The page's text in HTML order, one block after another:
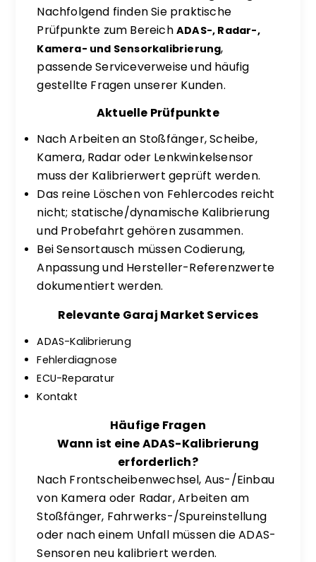
Nachfolgend finden Sie praktische
Prüfpunkte zum BereichADAS-, Radar-,
Kamera- und Sensorkalibrierung,
passende Serviceverweise und häufig
gestellte Fragen unserer Kunden.
Aktuelle Prüfpunkte
Nach Arbeiten an Stoßfänger, Scheibe,
Kamera, Radar oder Lenkwinkelsensor
muss der Kalibrierwert geprüft werden.
Das reine Löschen von Fehlercodes reicht
nicht; statische/dynamische Kalibrierung
und Probefahrt gehören zusammen.
Bei Sensortausch müssen Codierung,
Anpassung und Hersteller-Referenzwerte
dokumentiert werden.
Relevante Garaj Market Services
ADAS-Kalibrierung
Fehlerdiagnose
ECU-Reparatur
Kontakt
Häufige Fragen
Wann ist eine ADAS-Kalibrierung
erforderlich?
Nach Frontscheibenwechsel, Aus-/Einbau
von Kamera oder Radar, Arbeiten am
Stoßfänger, Fahrwerks-/Spureinstellung
oder nach einem Unfall müssen die ADAS-
Sensoren neu kalibriert werden.